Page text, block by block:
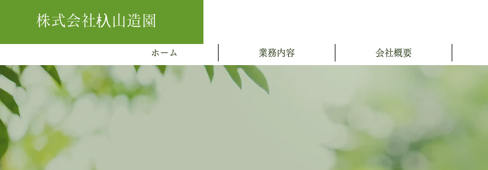
株式会社杁山造園
ホーム 業務内容 会社概要